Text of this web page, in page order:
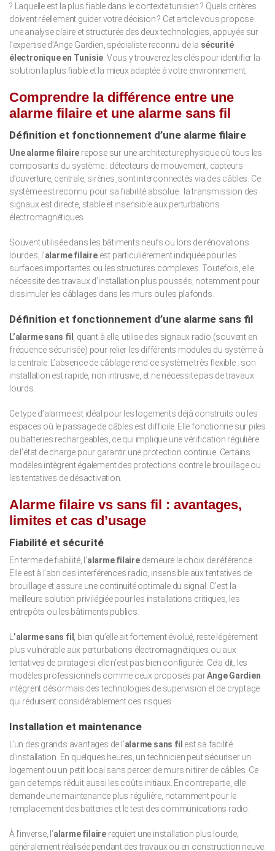
? Laquelle est la plus fiable dans le contexte tunisien ? Quels critères
doivent réellement guider votre décision ? Cet article vous propose
une analyse claire et structurée des deux technologies, appuyée sur
l’expertise d’Ange Gardien, spécialiste reconnu de la sécurité
électronique en Tunisie . Vous y trouverez les clés pour identifier la
solution la plus fiable et la mieux adaptée à votre environnement.
Comprendre la différence entre une
alarme filaire et une alarme sans fil
Définition et fonctionnement d’une alarme filaire
Une alarme filaire repose sur une architecture physique où tous les
composants du système : détecteurs de mouvement, capteurs
d’ouverture, centrale, sirènes ,sont interconnectés via des câbles. Ce
système est reconnu pour sa fiabilité absolue : la transmission des
signaux est directe, stable et insensible aux perturbations
électromagnétiques.
Souvent utilisée dans les bâtiments neufs ou lors de rénovations
lourdes, l’alarme filaireest particulièrement indiquée pour les
surfaces importantes ou les structures complexes. Toutefois, elle
nécessite des travaux d’installation plus poussés, notamment pour
dissimuler les câblages dans les murs ou les plafonds.
Définition et fonctionnement d’une alarme sans fil
L’alarme sans fil
, quant à elle, utilise des signaux radio (souvent en
fréquence sécurisée) pour relier les différents modules du système à
la centrale. L’absence de câblage rend ce système très flexible : son
installation est rapide, non intrusive, et ne nécessite pas de travaux
lourds.
Ce type d’alarme est idéal pour les logements déjà construits ou les
espaces où le passage de câbles est difficile. Elle fonctionne sur piles
ou batteries rechargeables, ce qui implique une vérification régulière
de l’état de charge pour garantir une protection continue. Certains
modèles intègrent également des protections contre le brouillage ou
les tentatives de désactivation.
Alarme filaire vs sans fil : avantages,
limites et cas d’usage
Fiabilité et sécurité
En terme de fiabilité, l’alarme filairedemeure le choix de référence.
Elle est à l’abri des interférences radio, insensible aux tentatives de
brouillage et assure une continuité optimale du signal. C’est la
meilleure solution privilégiée pour les installations critiques, les
entrepôts ou les bâtiments publics.
’alarme sans fil
, bien qu’elle ait fortement évolué, reste légèrement
plus vulnérable aux perturbations électromagnétiques ou aux
tentatives de piratage si elle n’est pas bien configurée. Cela dit, les
modèles professionnels comme ceux proposés parAnge Gardien
intègrent désormais des technologies de supervision et de cryptage
qui réduisent considérablement ces risques.
Installation et maintenance
L’un des grands avantages de l’alarme sans fil est sa facilité
d’installation. En quelques heures, un technicien peut sécuriser un
logement ou un petit local sans percer de murs ni tirer de câbles. Ce
gain de temps réduit aussi les coûts initiaux. En contrepartie, elle
demande une maintenance plus régulière, notamment pour le
remplacement des batteries et le test des communications radio.
À l’inverse, l’alarme filairerequiert une installation plus lourde,
généralement réalisée pendant des travaux ou en construction neuve.